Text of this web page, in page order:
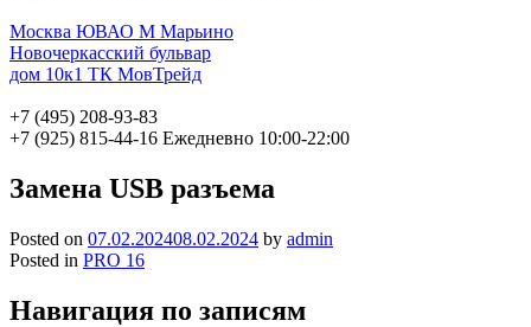
Москва ЮВАО М Марьино
Новочеркасский бульвар
дом 10к1 ТК МовТрейд
+7 (495) 208-93-83
+7 (925) 815-44-16 Ежедневно 10:00-22:00
Замена USB разъема
Posted on 07.02.202408.02.2024 by admin
Posted in PRO 16
Навигация по записям